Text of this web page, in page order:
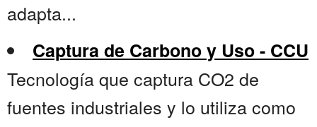
adapta...
Captura de Carbono y Uso - CCU
Tecnología que captura CO2 de
fuentes industriales y lo utiliza como